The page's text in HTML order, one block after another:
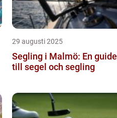
29 augusti 2025
Segling i Malmö: En guide
till segel och segling